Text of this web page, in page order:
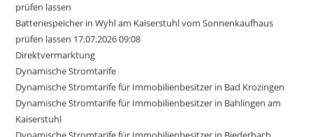
prüfen lassen
Batteriespeicher in Wyhl am Kaiserstuhl vom Sonnenkaufhaus
prüfen lassen 17.07.2026 09:08
Direktvermarktung
Dynamische Stromtarife
Dynamische Stromtarife für Immobilienbesitzer in Bad Krozingen
Dynamische Stromtarife für Immobilienbesitzer in Bahlingen am
Kaiserstuhl